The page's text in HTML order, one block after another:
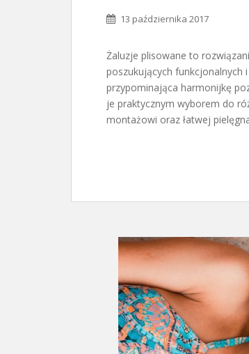
13 października 2017
Żaluzje plisowane to
poszukujących funkcjonalnych
przypominająca harmonijkę
je praktycznym wyborem do
montażowi oraz łatwej